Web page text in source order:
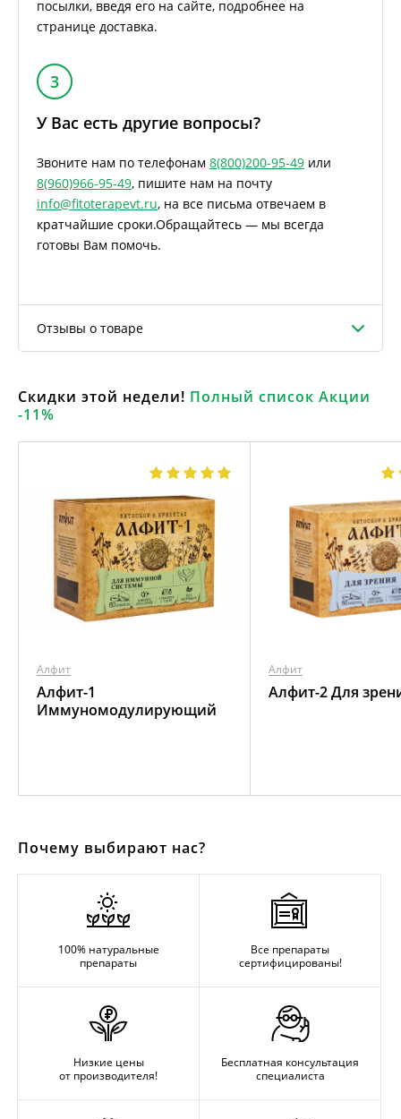
посылки, введя его на сайте, подробнее на
странице доставка.
3
У Вас есть другие вопросы?
Звоните нам по телефонам 8(800)200-95-49 или
8(960)966-95-49, пишите нам на почту
info@fitoterapevt.ru, на все письма отвечаем в
кратчайшие сроки.Обращайтесь — мы всегда
готовы Вам помочь.
Отзывы о товаре
Скидки этой недели! Полный список Акции
-11%
Алфит
Алфит-1
Иммуномодулирующий
Алфит
Алфит-2 Для
Почему выбирают нас?
100% натуральные
препараты
Все препараты
сертифицированы!
Низкие цены
от производителя!
Бесплатная консультация
специалиста